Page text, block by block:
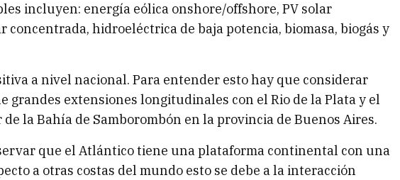
incluyen: energía eólica onshore/offshore, PV solar
concentrada, hidroeléctrica de baja potencia, biomasa, biogás y
a nivel nacional. Para entender esto hay que considerar
grandes extensiones longitudinales con el Rio de la Plata y el
la Bahía de Samborombón en la provincia de Buenos Aires.
que el Atlántico tiene una plataforma continental con una
a otras costas del mundo esto se debe a la interacción